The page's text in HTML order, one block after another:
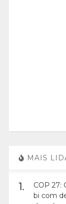
MAIS
1.
COP 27:
bi com